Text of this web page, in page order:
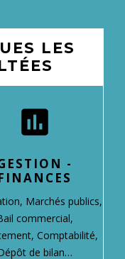
LES
assessment
-
Marchés publics,
commercial,
Comptabilité,
de bilan…